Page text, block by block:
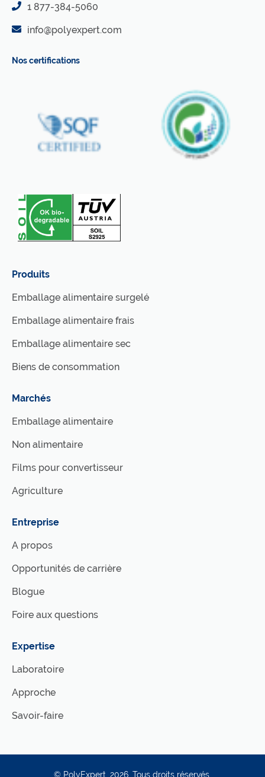
1 877-384-5060
info@polyexpert.com
Nos certifications
Produits
Emballage alimentaire surgelé
Emballage alimentaire frais
Emballage alimentaire sec
Biens de consommation
Marchés
Emballage alimentaire
Non alimentaire
Films pour convertisseur
Agriculture
Entreprise
A propos
Opportunités de carrière
Blogue
Foire aux questions
Expertise
Laboratoire
Approche
Savoir-faire
© PolyExpert , 2026. Tous droits réservés.